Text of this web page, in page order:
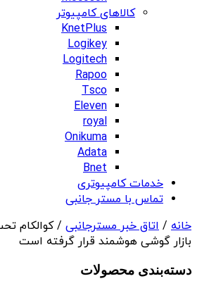
کالاهای کامپیوتر
KnetPlus
Logikey
Logitech
Rapoo
Tsco
Eleven
royal
Onikuma
Adata
Bnet
خدمات کامپیوتری
تماس با مستر جانبی
خانه / اتاق خبر مسترجانبی / کوالکام
بازار گوشی هوشمند قرار گرفته است
دسته‌بندی‌ محصولات